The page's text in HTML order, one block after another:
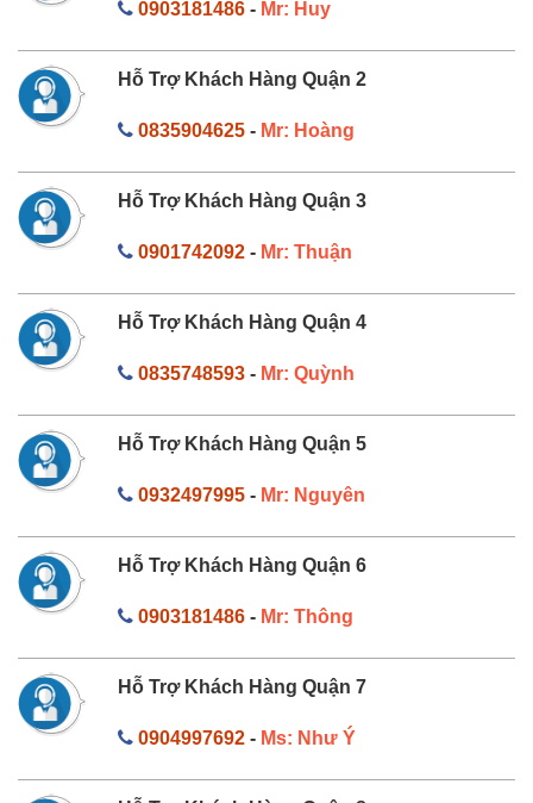
0903181486- Mr: Huy
Hỗ Trợ Khách Hàng Quận 2
0835904625- Mr: Hoàng
Hỗ Trợ Khách Hàng Quận 3
0901742092- Mr: Thuận
Hỗ Trợ Khách Hàng Quận 4
0835748593- Mr: Quỳnh
Hỗ Trợ Khách Hàng Quận 5
0932497995- Mr: Nguyên
Hỗ Trợ Khách Hàng Quận 6
0903181486- Mr: Thông
Hỗ Trợ Khách Hàng Quận 7
0904997692- Ms: Như Ý